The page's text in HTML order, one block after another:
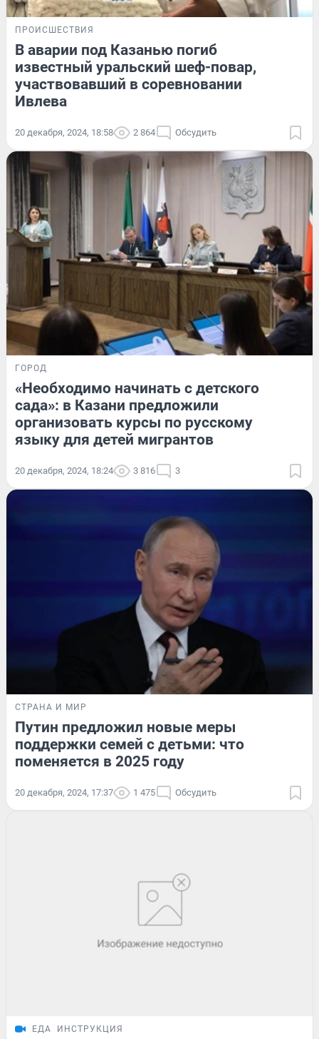
ПРОИСШЕСТВИЯ
В аварии под Казанью погиб
известный уральский шеф-повар,
участвовавший в соревновании
Ивлева
20 декабря, 2024, 18:58 2 864 Обсудить
ГОРОД
«Необходимо начинать с детского
сада»: в Казани предложили
организовать курсы по русскому
языку для детей мигрантов
20 декабря, 2024, 18:24 3 816 3
СТРАНА И МИР
Путин предложил новые меры
поддержки семей с детьми: что
поменяется в 2025 году
20 декабря, 2024, 17:37 1 475 Обсудить
ЕДА ИНСТРУКЦИЯ